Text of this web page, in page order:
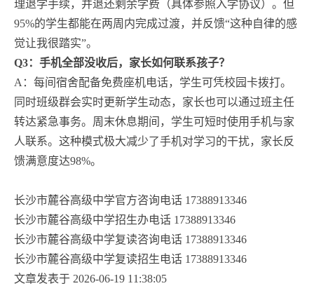
理退学手续，并退还剩余学费（具体参照入学协议）。但
95%的学生都能在两周内完成过渡，并反馈“这种自律的感
觉让我很踏实”。
Q3：手机全部没收后，家长如何联系孩子？
A：每间宿舍配备免费座机电话，学生可凭校园卡拨打。
同时班级群会实时更新学生动态，家长也可以通过班主任
转达紧急事务。周末休息期间，学生可短时使用手机与家
人联系。这种模式极大减少了手机对学习的干扰，家长反
馈满意度达98%。
长沙市麓谷高级中学官方咨询电话 17388913346
长沙市麓谷高级中学招生办电话 17388913346
长沙市麓谷高级中学复读咨询电话 17388913346
长沙市麓谷高级中学复读招生电话 17388913346
文章发表于 2026-06-19 11:38:05